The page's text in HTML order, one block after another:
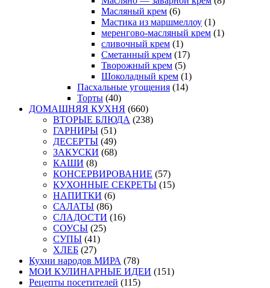
Масляный крем (6)
Мастика из маршмеллоу (1)
меренгово-масляный крем (1)
сливочный крем (1)
Сметанный крем (17)
Творожный крем (5)
Шоколадный крем (1)
Пасхальные угощения (14)
Торты (40)
ДОМАШНЯЯ КУХНЯ (660)
ВТОРЫЕ БЛЮДА (238)
ГАРНИРЫ (51)
ДЕСЕРТЫ (49)
ЗАКУСКИ (68)
КАШИ (8)
КОНСЕРВИРОВАНИЕ (57)
КУХОННЫЕ СЕКРЕТЫ (15)
НАПИТКИ (6)
САЛАТЫ (86)
СЛАДОСТИ (16)
СОУСЫ (25)
СУПЫ (41)
ХЛЕБ (27)
Кухни народов МИРА (78)
МОИ КУЛИНАРНЫЕ ИДЕИ (151)
Рецепты посетителей (115)